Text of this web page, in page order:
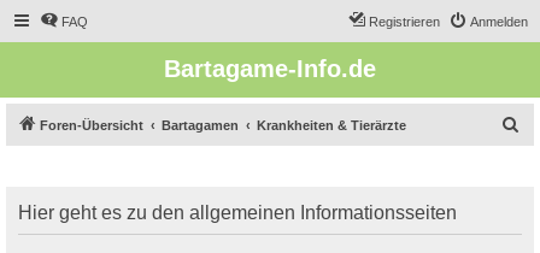
FAQ Anmelden
Registrieren
Bartagame-Info.de
Foren-Übersicht Bartagamen Krankheiten & Tierärzte
e
Hier geht es zu den allgemeinen Informationsseiten